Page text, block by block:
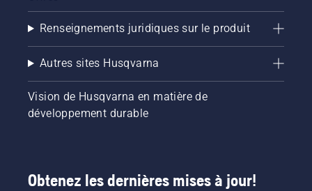
Renseignements juridiques sur le produit
Autres sites Husqvarna
Vision de Husqvarna en matière de
développement durable
Obtenez les dernières mises à jour!